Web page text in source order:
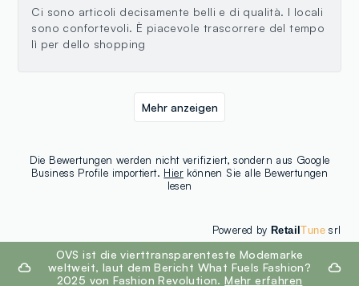
Ci sono articoli decisamente belli e di qualità. I locali
sono confortevoli. È piacevole trascorrere del tempo
lì per dello shopping
Die Bewertungen werden nicht verifiziert, sondern aus Google
Business Profile importiert. Hier können Sie alle Bewertungen
lesen
Mehr anzeigen
Powered by RetailTunesrl
footer.ariatitleOVS ist die vierttransparenteste Modemarke
weltweit, laut dem Bericht What Fuels Fashion?
2025 von Fashion Revolution.Mehr erfahren